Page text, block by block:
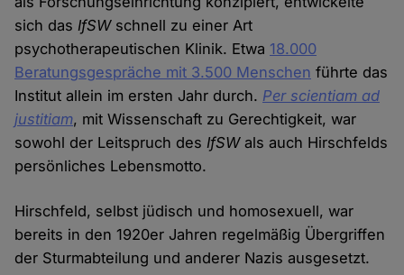
sich das IfSWschnell zu einer Art
psychotherapeutischen Klinik. Etwa 18.000
Beratungsgespräche mit 3.500 Menschen führte das
Institut allein im ersten Jahr durch. Per scientiam ad
justitiam, mit Wissenschaft zu Gerechtigkeit, war
sowohl der Leitspruch des IfSWals auch Hirschfelds
persönliches Lebensmotto.
Hirschfeld, selbst jüdisch und homosexuell, war
bereits in den 1920er Jahren regelmäßig Übergriffen
der Sturmabteilung und anderer Nazis ausgesetzt.